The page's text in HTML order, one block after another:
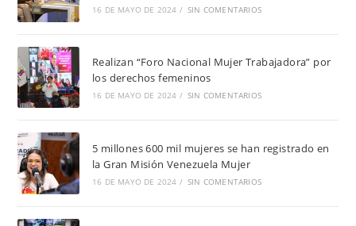
16 DE MAYO DE 2024 / SIN COMENTARIOS
Realizan “Foro Nacional Mujer Trabajadora” por
los derechos femeninos
16 DE MAYO DE 2024 / SIN COMENTARIOS
5 millones 600 mil mujeres se han registrado en
la Gran Misión Venezuela Mujer
16 DE MAYO DE 2024 / SIN COMENTARIOS